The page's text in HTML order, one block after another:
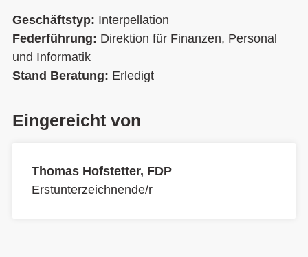
Geschäftstyp: Interpellation
Federführung: Direktion für Finanzen, Personal
und Informatik
Stand Beratung: Erledigt
Eingereicht von
Thomas Hofstetter, FDP
Erstunterzeichnende/r